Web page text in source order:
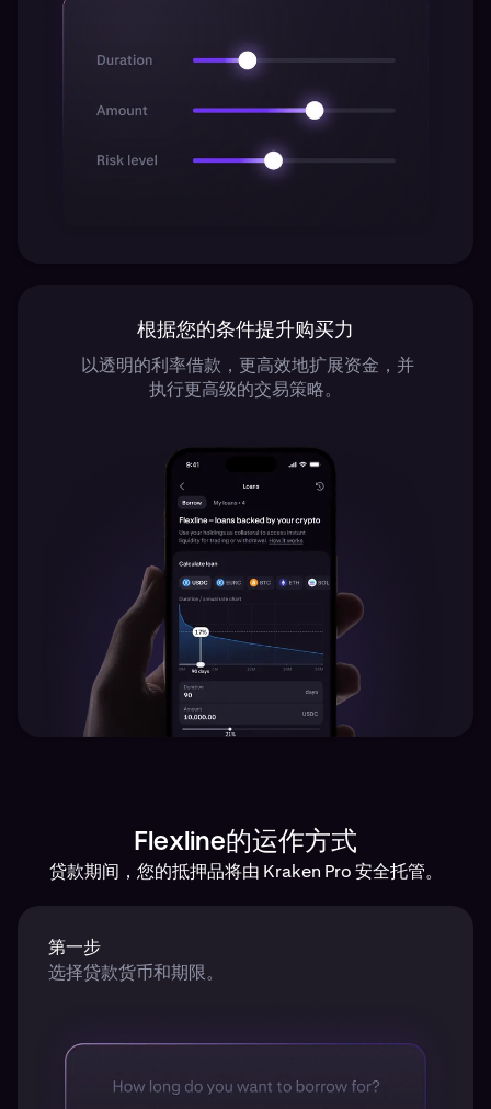
根据您的条件提升购买力
以透明的利率借款，更高效地扩展资金，并
执行更高级的交易策略。
Flexline的运作方式
贷款期间，您的抵押品将由 Kraken Pro 安全托管。
第一步
选择贷款货币和期限。